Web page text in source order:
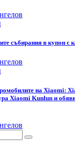
събирания в купон с
на Xiaomi:
Xiaomi Kunlun и